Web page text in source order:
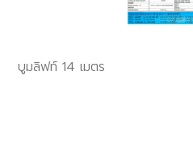
บูมลิฟท์ 14 เมตร